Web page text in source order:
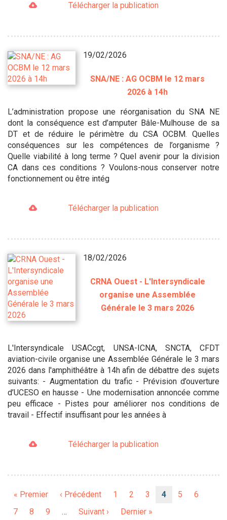
Télécharger la publication
19/02/2026
SNA/NE : AG OCBM le 12 mars
2026 à 14h
L’administration propose une réorganisation du SNA NE
dont la conséquence est d’amputer Bâle-Mulhouse de sa
DT et de réduire le périmètre du CSA OCBM. Quelles
conséquences sur les compétences de l’organisme ?
Quelle viabilité à long terme ? Quel avenir pour la division
CA dans ces conditions ? Voulons-nous conserver notre
fonctionnement ou être intég
Télécharger la publication
18/02/2026
CRNA Ouest - L'Intersyndicale
organise une Assemblée
Générale le 3 mars 2026
L'Intersyndicale USACcgt, UNSA-ICNA, SNCTA, CFDT
aviation-civile organise une Assemblée Générale le 3 mars
2026 dans l'amphithéâtre à 14h afin de débattre des sujets
suivants: - Augmentation du trafic - Prévision d’ouverture
d’UCESO en hausse - Une modernisation annoncée comme
peu efficace - Pistes pour améliorer nos conditions de
travail - Effectif insuffisant pour les années à
Télécharger la publication
Première
« Premier
Page
‹ Précédent Page
1 Page
2 Page
3
Page
4 Page
5 Page
6
Page
7 Page
8 Page
9 …
Page
Suivant ›
Dernière
Dernier »